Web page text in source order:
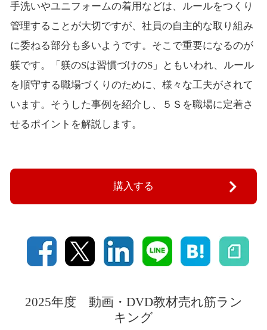
手洗いやユニフォームの着用などは、ルールをつくり
管理することが大切ですが、社員の自主的な取り組み
に委ねる部分も多いようです。そこで重要になるのが
躾です。「躾のSは習慣づけのS」ともいわれ、ルール
を順守する職場づくりのために、様々な工夫がされて
います。そうした事例を紹介し、５Ｓを職場に定着さ
せるポイントを解説します。
購入する
2025年度 動画・DVD教材売れ筋ラン
キング